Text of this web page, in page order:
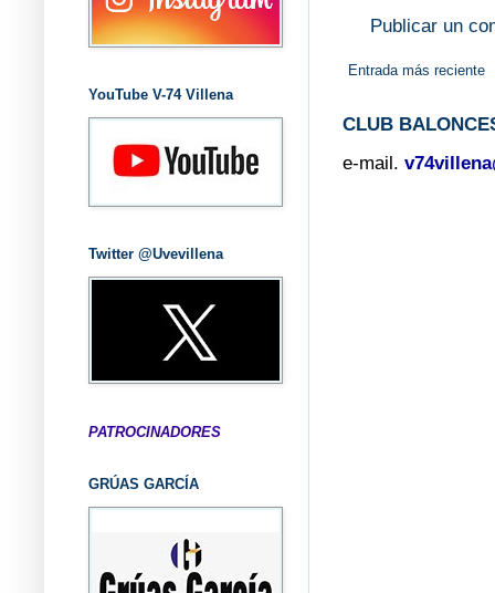
Publicar un
Entrada más reciente
CLUB
e-mail.
YouTube V-74 Villena
Twitter @Uvevillena
PATROCINADORES
GRÚAS GARCÍA